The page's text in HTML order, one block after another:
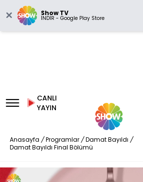
Show TV
İNDİR - Google Play Store
CANLI
YAYIN
Anasayfa / Programlar / Damat Bayıldı /
Damat Bayıldı Final Bölümü